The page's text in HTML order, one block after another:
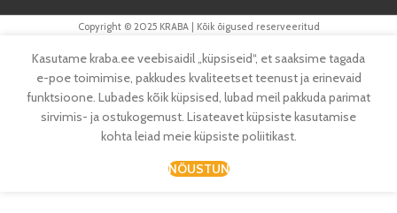
Copyright © 2025 KRABA | Kõik õigused reserveeritud
Kasutame kraba.ee veebisaidil „küpsiseid“, et saaksime tagada
e-poe toimimise, pakkudes kvaliteetset teenust ja erinevaid
funktsioone. Lubades kõik küpsised, lubad meil pakkuda parimat
sirvimis- ja ostukogemust. Lisateavet küpsiste kasutamise
kohta leiad meie küpsiste poliitikast.
NÕUSTUN